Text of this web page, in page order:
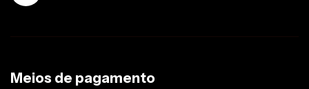
Meios de pagamento